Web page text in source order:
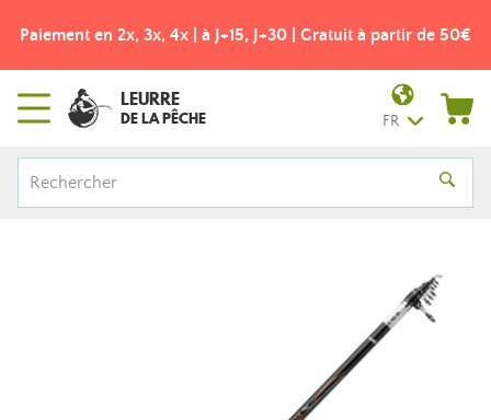
Paiement en 2x, 3x, 4x | à J+15, J+30 | Gratuit à partir de 50€
LEURRE
DE LA PÊCHE FR